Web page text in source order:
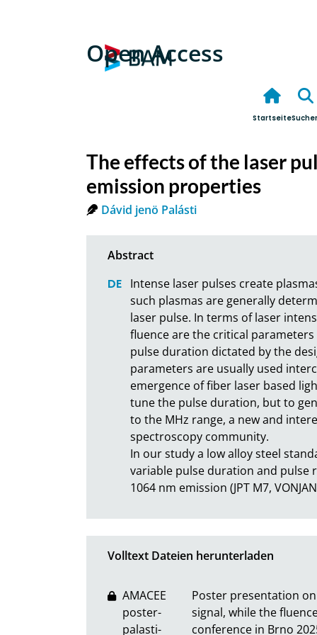
Open Access
Startseite
The effects of the laser
emission properties
Dávid jenö Palásti
Intense laser pulses create
such plasmas are generally
laser pulse. In terms of laser
fluence are the critical
pulse duration dictated by the
parameters are usually used
emergence of fiber laser based
tune the pulse duration, but to
to the MHz range, a new and
spectroscopy community.
In our study a low alloy steel
variable pulse duration and pulse
1064 nm emission (JPT M7,
Volltext Dateien herunterladen
AMACEE
poster-
palasti-
Poster presentation
signal, while the
conference in Brno